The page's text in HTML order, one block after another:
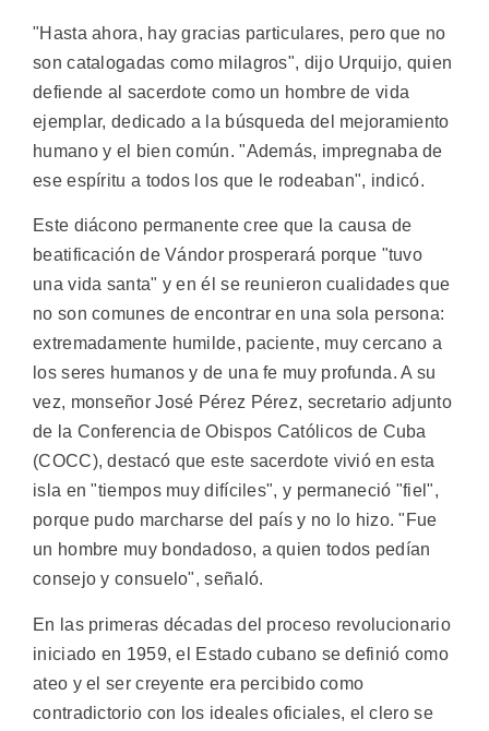
"Hasta ahora, hay gracias particulares, pero que no
son catalogadas como milagros", dijo Urquijo, quien
defiende al sacerdote como un hombre de vida
ejemplar, dedicado a la búsqueda del mejoramiento
humano y el bien común. "Además, impregnaba de
ese espíritu a todos los que le rodeaban", indicó.
Este diácono permanente cree que la causa de
beatificación de Vándor prosperará porque "tuvo
una vida santa" y en él se reunieron cualidades que
no son comunes de encontrar en una sola persona:
extremadamente humilde, paciente, muy cercano a
los seres humanos y de una fe muy profunda. A su
vez, monseñor José Pérez Pérez, secretario adjunto
de la Conferencia de Obispos Católicos de Cuba
(COCC), destacó que este sacerdote vivió en esta
isla en "tiempos muy difíciles", y permaneció "fiel",
porque pudo marcharse del país y no lo hizo. "Fue
un hombre muy bondadoso, a quien todos pedían
consejo y consuelo", señaló.
En las primeras décadas del proceso revolucionario
iniciado en 1959, el Estado cubano se definió como
ateo y el ser creyente era percibido como
contradictorio con los ideales oficiales, el clero se